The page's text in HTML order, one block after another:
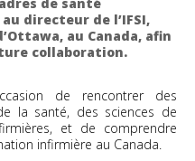
directeur de l’IFSI,
au Canada, afin
collaboration.
de rencontrer des
la santé, des sciences de
et de comprendre
infirmière au Canada.